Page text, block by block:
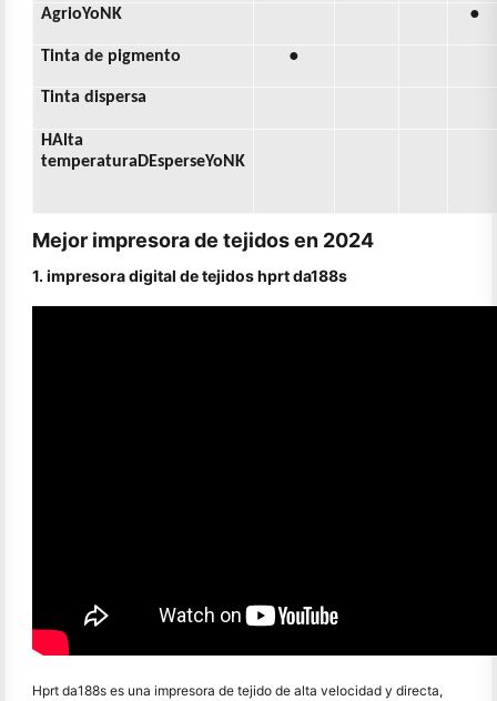
AgrioYoNK ●
Tinta de pigmento ●
Tinta dispersa
HAlta
temperatura DEsperseYoNK
Mejor impresora de tejidos en 2024
1. impresora digital de tejidos hprt da188s
Hprt da188s es una impresora de tejido de alta velocidad y directa,